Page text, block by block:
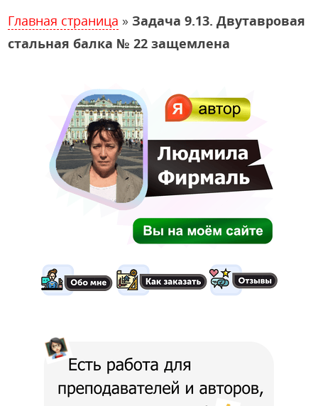
Главная страница » Задача 9.13. Двутавровая
стальная балка № 22 защемлена